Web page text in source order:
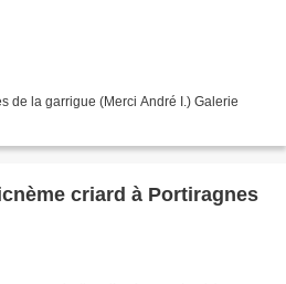
la garrigue (Merci André I.) Galerie
criard à Portiragnes